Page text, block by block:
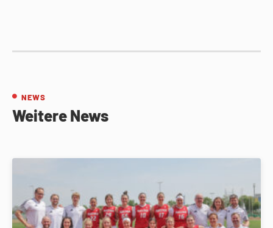
NEWS
Weitere News